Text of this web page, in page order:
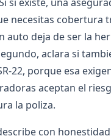
necesitas cobertura
auto deja de ser la
aclara si
22, porque esa
aceptan el
la poliza.
con